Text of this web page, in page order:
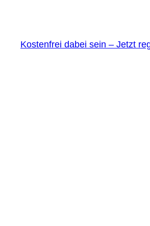
Kostenfrei dabei sein – Jetzt